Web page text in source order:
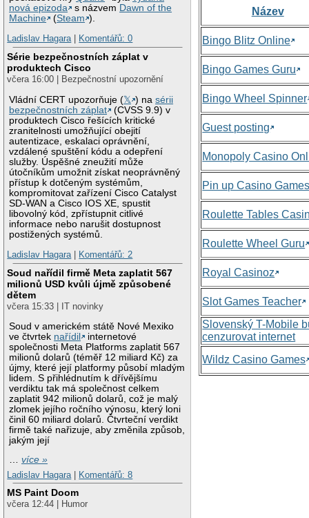
nová epizoda
s názvem Dawn of the
Machine
(Steam ).
Ladislav Hagara| Komentářů: 0
Série bezpečnostních záplat v
produktech Cisco
včera 16:00 | Bezpečnostní upozornění
Vládní CERT upozorňuje (𝕏 ) nasérii
bezpečnostních záplat
(CVSS 9.9) v
produktech Cisco řešících kritické
zranitelnosti umožňující obejití
autentizace, eskalaci oprávnění,
vzdálené spuštění kódu a odepření
služby. Úspěšné zneužití může
útočníkům umožnit získat neoprávněný
přístup k dotčeným systémům,
kompromitovat zařízení Cisco Catalyst
SD-WAN a Cisco IOS XE, spustit
libovolný kód, zpřístupnit citlivé
informace nebo narušit dostupnost
postižených systémů.
Ladislav Hagara| Komentářů: 2
Soud nařídil firmě Meta zaplatit 567
milionů USD kvůli újmě způsobené
dětem
včera 15:33 | IT novinky
Soud v americkém státě Nové Mexiko
ve čtvrtek nařídil
internetové
společnosti Meta Platforms zaplatit 567
milionů dolarů (téměř 12 miliard Kč) za
újmy, které její platformy působí mladým
lidem. S přihlédnutím k dřívějšímu
verdiktu tak má společnost celkem
zaplatit 942 milionů dolarů, což je malý
zlomek jejího ročního výnosu, který loni
činil 60 miliard dolarů. Čtvrteční verdikt
firmě také nařizuje, aby změnila způsob,
jakým její
…více »
Ladislav Hagara
Komentářů: 8
MS Paint Doom
včera 12:44 | Humor
Název
Bingo Blitz Online
Bingo Games Guru
Bingo Wheel Spinner
Guest posting
Monopoly Casino
Pin up Casino
Roulette Tables
Roulette Wheel Guru
Royal Casinoz
Slot Games Teacher
Slovenský T-Mobile
cenzurovat internet
Wildz Casino Games